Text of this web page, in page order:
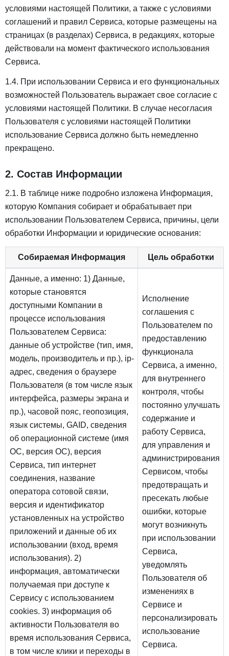
условиями настоящей Политики, а также с условиями
соглашений и правил Сервиса, которые размещены на
страницах (в разделах) Сервиса, в редакциях, которые
действовали на момент фактического использования
Сервиса.
1.4. При использовании Сервиса и его функциональных
возможностей Пользователь выражает свое согласие с
условиями настоящей Политики. В случае несогласия
Пользователя с условиями настоящей Политики
использование Сервиса должно быть немедленно
прекращено.
2. Состав Информации
2.1. В таблице ниже подробно изложена Информация,
которую Компания собирает и обрабатывает при
использовании Пользователем Сервиса, причины, цели
обработки Информации и юридические основания:
Собираемая Информация Цель обработки
Данные, а именно: 1) Данные,
которые становятся
доступными Компании в
процессе использования
Пользователем Сервиса:
данные об устройстве (тип, имя,
модель, производитель и пр.), ip-
адрес, сведения о браузере
Пользователя (в том числе язык
интерфейса, размеры экрана и
пр.), часовой пояс, геопозиция,
язык системы, GAID, сведения
об операционной системе (имя
ОС, версия ОС), версия
Сервиса, тип интернет
соединения, название
оператора сотовой связи,
версия и идентификатор
установленных на устройство
приложений и данные об их
использовании (вход, время
использования). 2)
информация, автоматически
получаемая при доступе к
Сервису с использованием
cookies. 3) информация об
активности Пользователя во
время использования Сервиса,
в том числе клики и переходы в
Исполнение
соглашения с
Пользователем по
предоставлению
функционала
Сервиса, а именно,
для внутреннего
контроля, чтобы
постоянно улучшать
содержание и
работу Сервиса,
для управления и
администрирования
Сервисом, чтобы
предотвращать и
пресекать любые
ошибки, которые
могут возникнуть
при использовании
Сервиса,
уведомлять
Пользователя об
изменениях в
Сервисе и
персонализировать
использование
Сервиса.